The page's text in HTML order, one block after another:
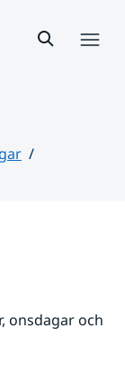
onsdagar och